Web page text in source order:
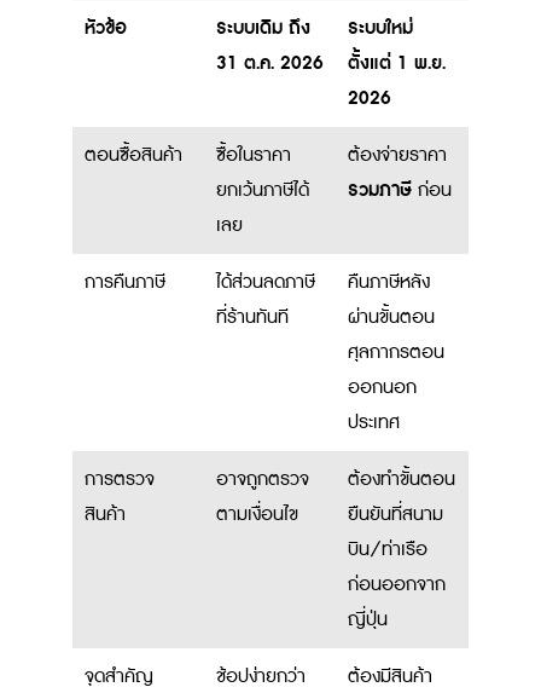
หัวข้อ
ระบบเดิม ถึง
31 ต.ค. 2026
ระบบใหม่
ตั้งแต่ 1 พ.ย.
2026
ตอนซื้อสินค้า
ซื้อในราคา
ยกเว้นภาษีได้
เลย
ต้องจ่ายราคา
รวมภาษีก่อน
การคืนภาษี
ได้ส่วนลดภาษี
ที่ร้านทันที
คืนภาษีหลัง
ผ่านขั้นตอน
ศุลกากรตอน
ออกนอก
ประเทศ
การตรวจ
สินค้า
อาจถูกตรวจ
ตามเงื่อนไข
ต้องทำขั้นตอน
ยืนยันที่สนาม
บิน/ท่าเรือ
ก่อนออกจาก
ญี่ปุ่น
จุดสำคัญ ช้อปง่ายกว่า ต้องมีสินค้า